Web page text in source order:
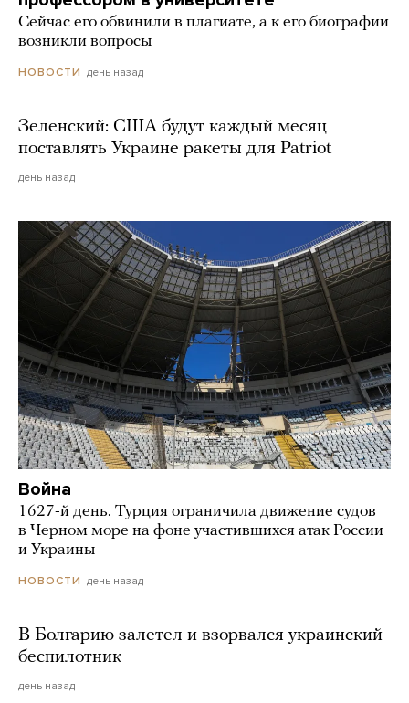
Сейчас его обвинили в плагиате, а к его биографии
возникли вопросы
НОВОСТИ день назад
Зеленский: США будут каждый месяц
поставлять Украине ракеты для Patriot
день назад
Война
1627-й день. Турция ограничила движение судов
в Черном море на фоне участившихся атак России
и Украины
НОВОСТИ день назад
В Болгарию залетел и взорвался украинский
беспилотник
день назад